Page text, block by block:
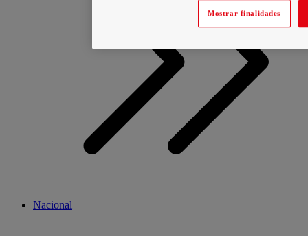
Nacional
Mostrar finalidades